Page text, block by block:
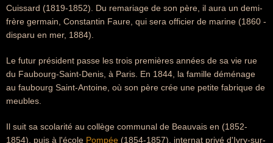
Cuissard (1819-1852). Du remariage de son père, il aura un demi-
frère germain, Constantin Faure, qui sera officier de marine (1860 -
disparu en mer, 1884).
Le futur président passe les trois premières années de sa vie rue
du Faubourg-Saint-Denis, à Paris. En 1844, la famille déménage
au faubourg Saint-Antoine, où son père crée une petite fabrique de
meubles.
Il suit sa scolarité au collège communal de Beauvais en (1852-
1854), puis à l'école Pompée (1854-1857), internat privé d'Ivry-sur-